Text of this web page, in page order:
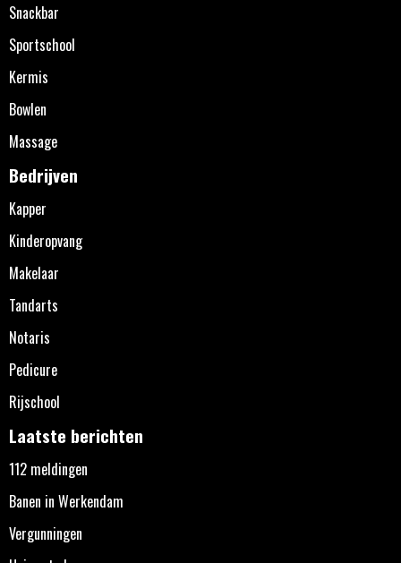
Snackbar
Sportschool
Kermis
Bowlen
Massage
Bedrijven
Kapper
Kinderopvang
Makelaar
Tandarts
Notaris
Pedicure
Rijschool
Laatste berichten
112 meldingen
Banen in Werkendam
Vergunningen